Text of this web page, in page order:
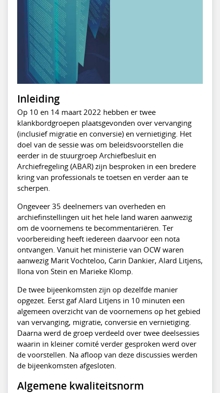
Inleiding
Op 10 en 14 maart 2022 hebben er twee
klankbordgroepen plaatsgevonden over vervanging
(inclusief migratie en conversie) en vernietiging. Het
doel van de sessie was om beleidsvoorstellen die
eerder in de stuurgroep Archiefbesluit en
Archiefregeling (ABAR) zijn besproken in een bredere
kring van professionals te toetsen en verder aan te
scherpen.
Ongeveer 35 deelnemers van overheden en
archiefinstellingen uit het hele land waren aanwezig
om de voornemens te becommentariëren. Ter
voorbereiding heeft iedereen daarvoor een nota
ontvangen. Vanuit het ministerie van OCW waren
aanwezig Marit Vochteloo, Carin Dankier, Alard Litjens,
Ilona von Stein en Marieke Klomp.
De twee bijeenkomsten zijn op dezelfde manier
opgezet. Eerst gaf Alard Litjens in 10 minuten een
algemeen overzicht van de voornemens op het gebied
van vervanging, migratie, conversie en vernietiging.
Daarna werd de groep verdeeld over twee deelsessies
waarin in kleiner comité verder gesproken werd over
de voorstellen. Na afloop van deze discussies werden
de bijeenkomsten afgesloten.
Algemene kwaliteitsnorm